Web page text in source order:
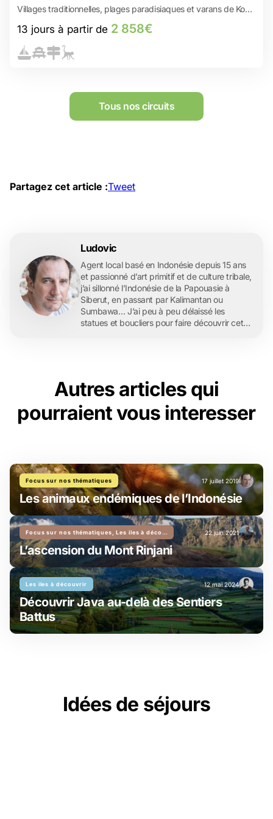
Villages traditionnelles, plages paradisiaques et varans de Kom
odo
13 jours à partir de 2 858€
Anakalang : Où l’eau se jette en éventail de cristal entre les
Kelimutu : le sommet des couleurs, le sommet de l’aventure
Entre plages désertes et volcans, Riung est le secret le mieux
Tous nos circuits
Partagez cet article :Tweet
Ludovic
Agent local basé en Indonésie depuis 15 ans
et passionné d’art primitif et de culture tribale,
j’ai sillonné l’Indonésie de la Papouasie à
Siberut, en passant par Kalimantan ou
Sumbawa… J’ai peu à peu délaissé les
statues et boucliers pour faire découvrir cet
Autres articles qui
pourraient vous interesser
Focus sur nos thématiques
Les animaux endémiques de l’Indonésie
17 juillet 2019
Focus sur nos thématiques, Les iles à découvrir
L’ascension du Mont Rinjani
22 juin 2021
Les iles à découvrir
Découvrir Java au-delà des Sentiers
Battus
12 mai 2024
Idées de séjours